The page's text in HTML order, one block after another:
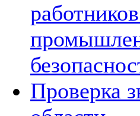
Проверка